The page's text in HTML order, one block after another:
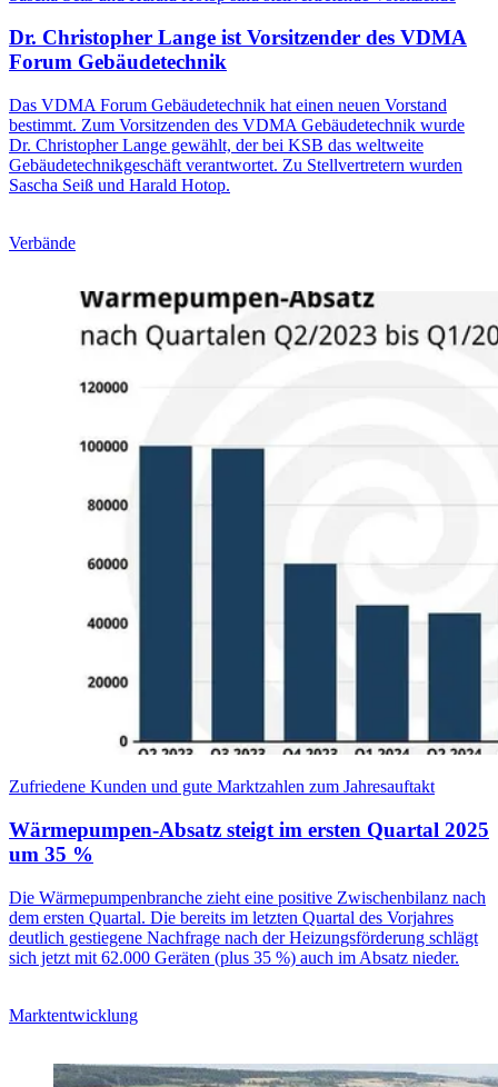
Dr. Christopher Lange ist Vorsitzender des VDMA
Forum Gebäudetechnik
Das VDMA Forum Gebäudetechnik hat einen neuen Vorstand
bestimmt. Zum Vorsitzenden des VDMA Gebäudetechnik wurde
Dr. Christopher Lange gewählt, der bei KSB das weltweite
Gebäudetechnikgeschäft verantwortet. Zu Stellvertretern wurden
Sascha Seiß und Harald Hotop.
Verbände
Zufriedene Kunden und gute Marktzahlen zum Jahresauftakt
Wärmepumpen-Absatz steigt im ersten Quartal 2025
um 35 %
Die Wärmepumpenbranche zieht eine positive Zwischenbilanz nach
dem ersten Quartal. Die bereits im letzten Quartal des Vorjahres
deutlich gestiegene Nachfrage nach der Heizungsförderung schlägt
sich jetzt mit 62.000 Geräten (plus 35 %) auch im Absatz nieder.
Marktentwicklung